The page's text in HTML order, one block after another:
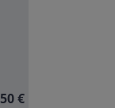
50 €